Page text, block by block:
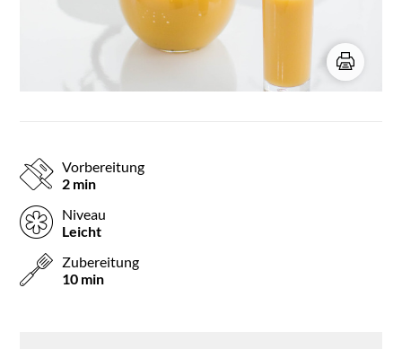
Vorbereitung
2 min
Niveau
Leicht
Zubereitung
10 min